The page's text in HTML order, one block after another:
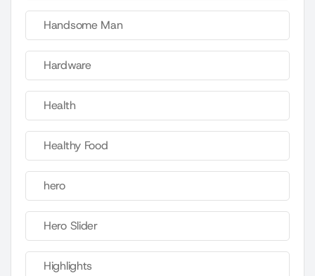
Handsome Man
Hardware
Health
Healthy Food
hero
Hero Slider
Highlights